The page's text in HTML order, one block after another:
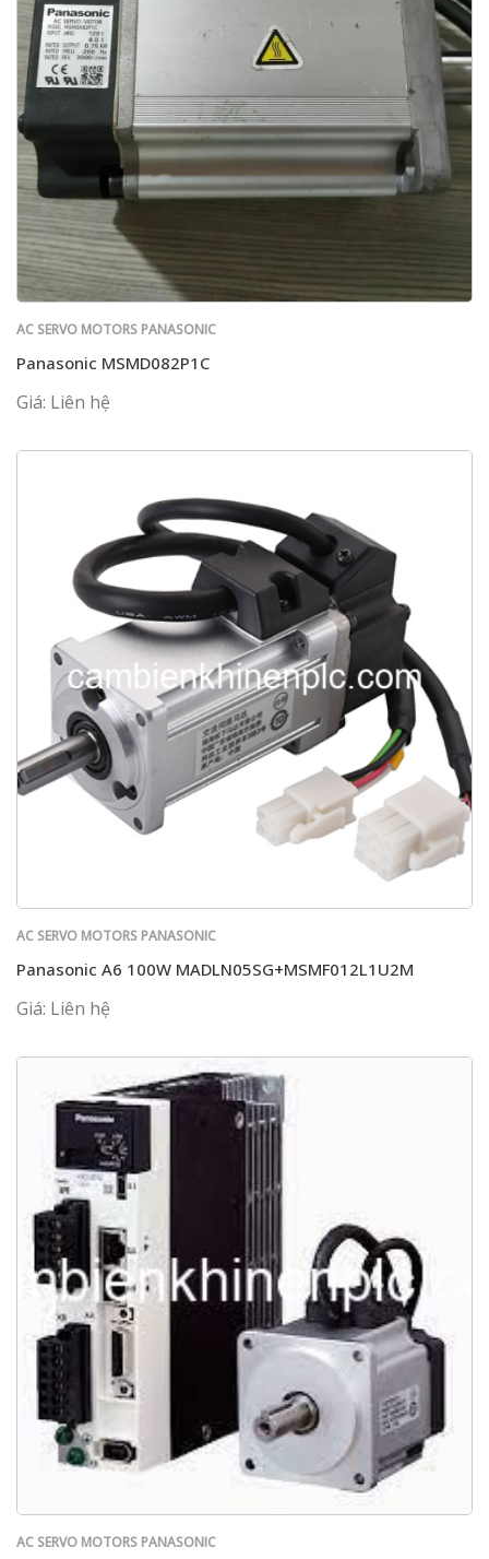
AC SERVO MOTORS PANASONIC
Panasonic MSMD082P1C
Giá: Liên hệ
AC SERVO MOTORS PANASONIC
Panasonic A6 100W MADLN05SG+MSMF012L1U2M
Giá: Liên hệ
AC SERVO MOTORS PANASONIC